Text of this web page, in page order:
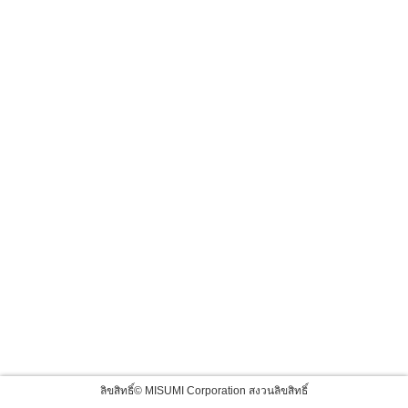
ลิขสิทธิ์© MISUMI Corporation สงวนลิขสิทธิ์